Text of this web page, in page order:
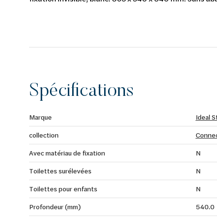
Spécifications
Marque
Ideal
collection
Avec matériau de fixation
N
Toilettes surélevées
N
Toilettes pour enfants
N
Profondeur (mm)
540.0